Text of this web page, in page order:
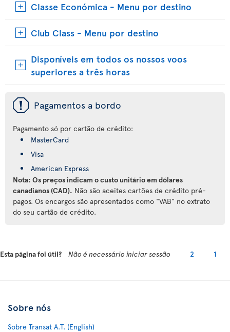
Classe Económica - Menu por destino
Club Class - Menu por destino
Disponíveis em todos os nossos voos
superiores a três horas
ü Pagamentos a bordo
Pagamento só por cartão de crédito:
MasterCard
Visa
American Express
Nota: Os preços indicam o custo unitário em dólares
canadianos (CAD). Não são aceites cartões de crédito pré-
pagos. Os encargos são apresentados como "VAB" no extrato
do seu cartão de crédito.
Esta página foi útil? Não é necessário iniciar sessão 2 1
Sobre nós
Sobre Transat A.T. (English)